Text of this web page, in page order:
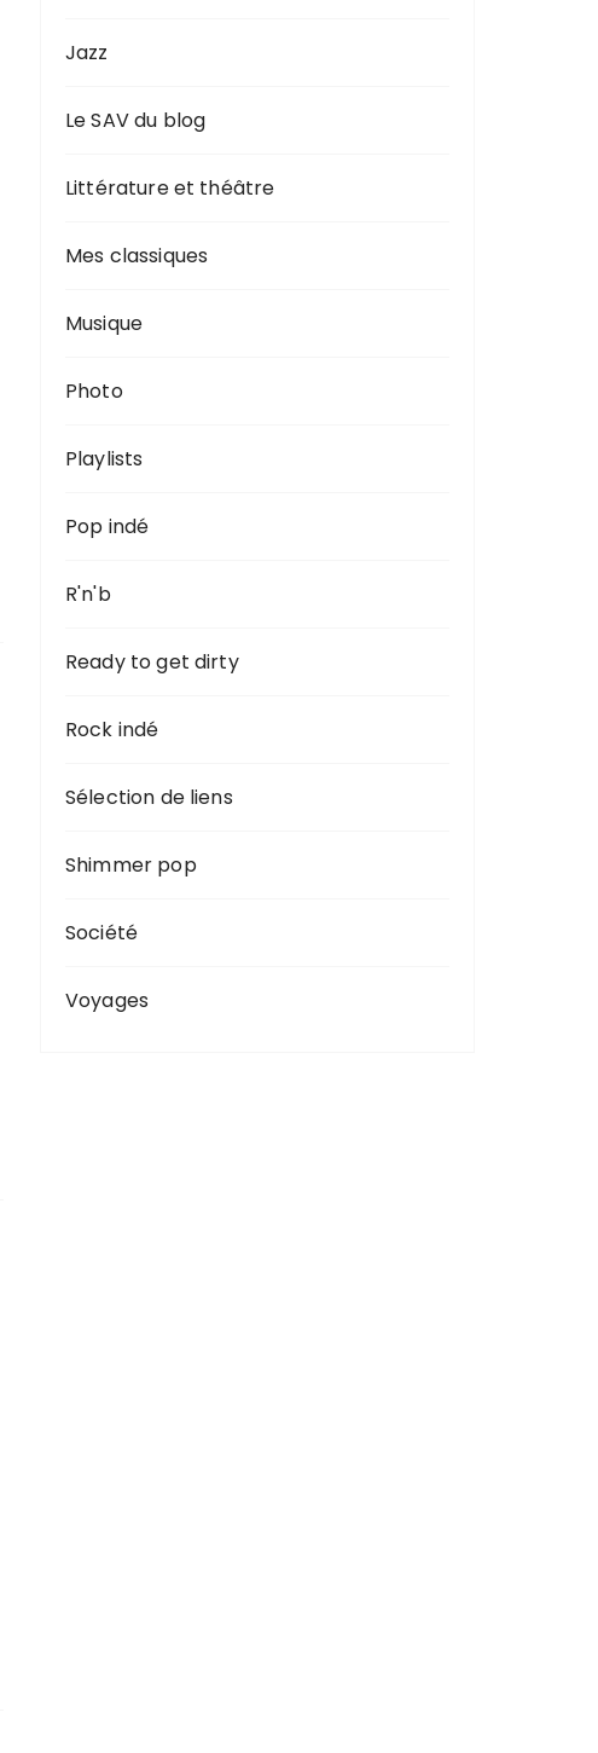
Jazz
Le SAV du blog
Littérature et théâtre
Mes classiques
Musique
Photo
Playlists
Pop indé
R'n'b
Ready to get dirty
Rock indé
Sélection de liens
Shimmer pop
Société
Voyages